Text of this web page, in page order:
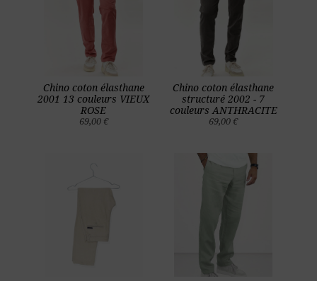
Chino coton élasthane
2001 13 couleurs VIEUX
ROSE
69,00 €
Chino coton élasthane
structuré 2002 - 7
couleurs ANTHRACITE
69,00 €